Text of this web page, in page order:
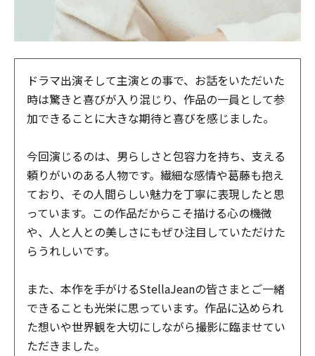
ドラマ出演そして主演との事で、お話をいただいた
時は驚きと喜びが入り混じり、作品の一員として参
加できることに大きな期待と喜びを感じました。
今回演じるのは、男らしさと包容力を持ち、支える
頼りがいのある人物です。繊細な感情や葛藤も抱え
ており、その人間らしい魅力を丁寧に表現したと思
っています。この作品だからこそ描ける心の機微
や、人と人との美しさにもぜひ注目していただけた
らうれしいです。
また、本作を手がけるStellaJeanの皆さまとご一緒
できることも光栄に思っています。作品に込められ
た想いや世界観を大切にしながら撮影に臨ませてい
ただきました。